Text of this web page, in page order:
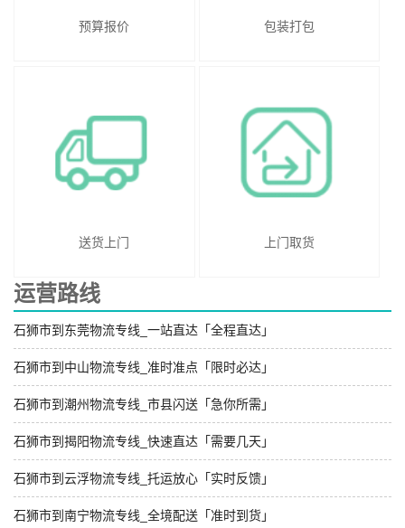
预算报价 包装打包
送货上门 上门取货
运营路线
石狮市到东莞物流专线_一站直达「全程直达」
石狮市到中山物流专线_准时准点「限时必达」
石狮市到潮州物流专线_市县闪送「急你所需」
石狮市到揭阳物流专线_快速直达「需要几天」
石狮市到云浮物流专线_托运放心「实时反馈」
石狮市到南宁物流专线_全境配送「准时到货」